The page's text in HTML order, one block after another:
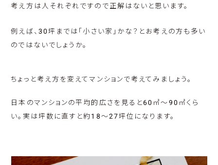
考え方は人それぞれですので正解はないと思います。
例えば、30坪までは「小さい家」かな？とお考えの方も多い
のではないでしょうか。
ちょっと考え方を変えてマンションで考えてみましょう。
日本のマンションの平均的広さを見ると60㎡～90㎡くら
い。実は坪数に直すと約18～27坪位になります。